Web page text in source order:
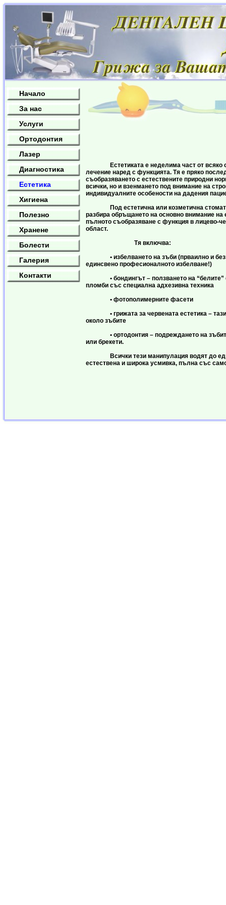
Начало
За нас
Услуги
Ортодонтия
Лазер
Диагностика
Естетика
Хигиена
Полезно
Хранене
Болести
Галерия
Контакти
Естетиката е неделима част от всяко
лечение наред с функцията. Тя е пряко
съобразяването с естествените природни
всички, но и взенмането под внимание на
индивидуалните особености на дадения
Под естетична или козметична
разбира обръщането на основно внимание на
пълното съобразяване с функция в лицево-
област.
Тя включва:
• избелването на зъби (прваилно и
единсвено професионалното избелване!)
• бондингът – ползването на “белите”
пломби със специална адхезивна техника
• фотополимерните фасети
• грижата за червената естетика – тази
около зъбите
• ортодонтия – подреждането на
или брекети.
Всички тези манипулация водят до
естествена и широка усмивка, пълна със